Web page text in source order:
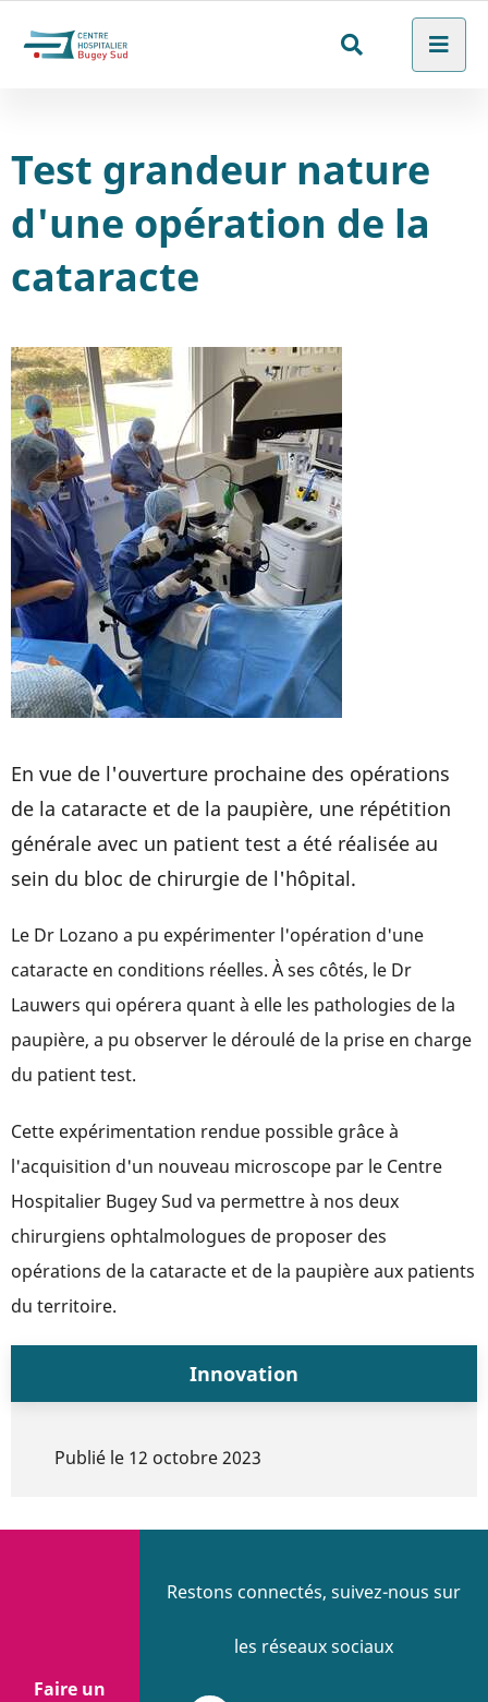
Aller à la recherche
Rechercher
site
Test grandeur nature
d'une opération de la
cataracte
En vue de l'ouverture prochaine des opérations
de la cataracte et de la paupière, une répétition
générale avec un patient test a été réalisée au
sein du bloc de chirurgie de l'hôpital.
Le Dr Lozano a pu expérimenter l'opération d'une
cataracte en conditions réelles. À ses côtés, le Dr
Lauwers qui opérera quant à elle les pathologies de la
paupière, a pu observer le déroulé de la prise en charge
du patient test.
Cette expérimentation rendue possible grâce à
l'acquisition d'un nouveau microscope par le Centre
Hospitalier Bugey Sud va permettre à nos deux
chirurgiens ophtalmologues de proposer des
opérations de la cataracte et de la paupière aux patients
du territoire.
Innovation
Publié le 12 octobre 2023
Faire un
Restons connectés, suivez-nous sur
les réseaux sociaux